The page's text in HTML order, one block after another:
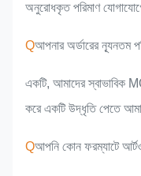
অনুরোধকৃত পরিমাণ
Qআপনার অর্ডারের ন্যূনতম
একটি, আমাদের স্বাভাবিক
করে একটি উদ্ধৃতি পেতে
Qআপনি কোন ফরম্যাটে